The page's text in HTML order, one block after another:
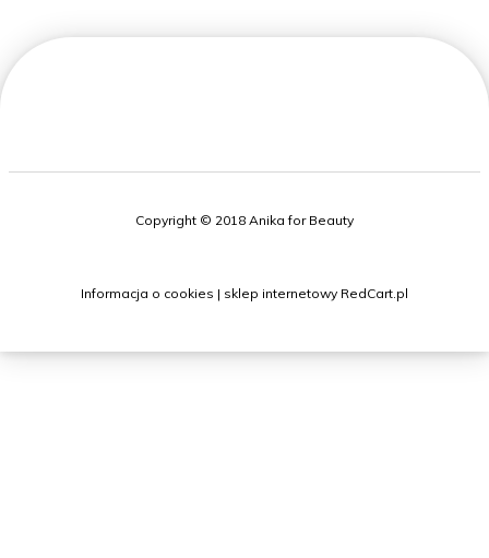
Copyright © 2018 Anika for Beauty
Informacja o cookies | sklep internetowy RedCart.pl